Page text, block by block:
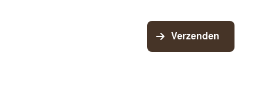
Verzenden